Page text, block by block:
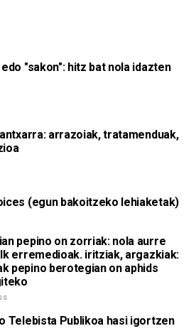
edo "sakon": hitz bat nola idazten
arrazoiak, tratamenduak,
(egun bakoitzeko lehiaketak)
pepino on zorriak: nola aurre
erremedioak. iritziak, argazkiak:
pepino berotegian on aphids
Telebista Publikoa hasi igortzen